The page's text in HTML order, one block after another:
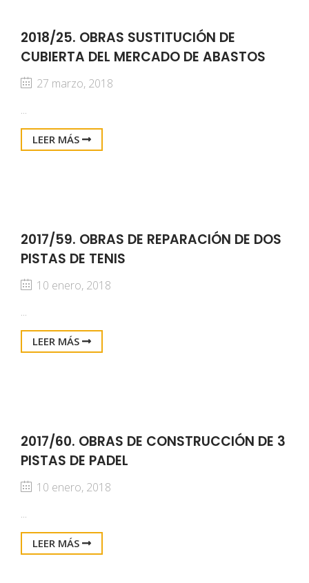
2018/25. OBRAS SUSTITUCIÓN DE
CUBIERTA DEL MERCADO DE ABASTOS
27 marzo, 2018
...
LEER MÁS
2017/59. OBRAS DE REPARACIÓN DE DOS
PISTAS DE TENIS
10 enero, 2018
...
LEER MÁS
2017/60. OBRAS DE CONSTRUCCIÓN DE 3
PISTAS DE PADEL
10 enero, 2018
...
LEER MÁS